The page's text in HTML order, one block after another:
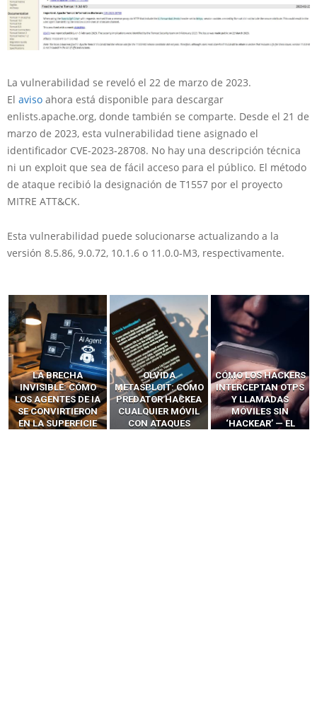
La vulnerabilidad se reveló el 22 de marzo de 2023.
El aviso ahora está disponible para descargar
enlists.apache.org, donde también se comparte. Desde el 21 de
marzo de 2023, esta vulnerabilidad tiene asignado el
identificador CVE-2023-28708. No hay una descripción técnica
ni un exploit que sea de fácil acceso para el público. El método
de ataque recibió la designación de T1557 por el proyecto
MITRE ATT&CK.
Esta vulnerabilidad puede solucionarse actualizando a la
versión 8.5.86, 9.0.72, 10.1.6 o 11.0.0-M3, respectivamente.
LA BRECHA
INVISIBLE: CÓMO
LOS AGENTES DE IA
SE CONVIRTIERON
EN LA SUPERFICIE
OLVIDA
METASPLOIT: CÓMO
PREDATOR HACKEA
CUALQUIER MÓVIL
CON ATAQUES
CÓMO LOS HACKERS
INTERCEPTAN OTPS
Y LLAMADAS
MÓVILES SIN
‘HACKEAR’ — EL